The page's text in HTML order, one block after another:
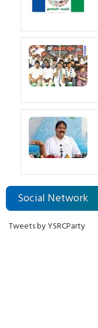
Social Network
Tweets by YSRCParty